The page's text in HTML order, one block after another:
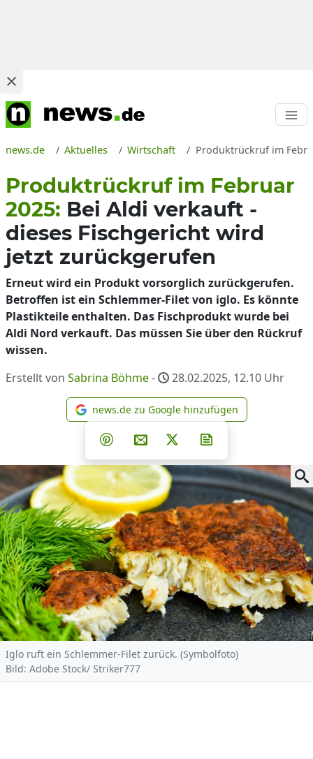
news.de Aktuelles Wirtschaft Produktrückruf im
Produktrückruf im Februar
2025: Bei Aldi verkauft -
dieses Fischgericht wird
jetzt zurückgerufen
Erneut wird ein Produkt vorsorglich zurückgerufen.
Betroffen ist ein Schlemmer-Filet von iglo. Es könnte
Plastikteile enthalten. Das Fischprodukt wurde bei
Aldi Nord verkauft. Das müssen Sie über den Rückruf
wissen.
Erstellt von Sabrina Böhme- 28.02.2025, 12.10 Uhr
news.de zu Google
news.de zu Google hinzufügen
Teilen auf Facebook
Teilen auf Whatsapp
Teilen auf Telegram
Teilen auf Pinterest
Per E-Mail teilen
Post auf X
Iglo ruft ein Schlemmer-Filet zurück. (Symbolfoto)
Bild: Adobe Stock/ Striker777